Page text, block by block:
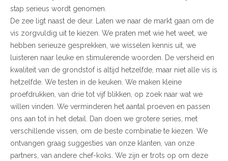
stap serieus wordt genomen.
De zee ligt naast de deur. Laten we naar de markt gaan om de
vis zorgvuldig uit te kiezen. We praten met wie het weet, we
hebben serieuze gesprekken, we wisselen kennis uit, we
luisteren naar leuke en stimulerende woorden. De versheid en
kwaliteit van de grondstof is altijd hetzelfde, maar niet alle vis is
hetzelfde. We testen in de keuken. We maken kleine
proefdrukken, van drie tot vijf blikken, op zoek naar wat we
willen vinden. We verminderen het aantal proeven en passen
ons aan tot in het detail. Dan doen we grotere series, met
verschillende vissen, om de beste combinatie te kiezen. We
ontvangen graag suggesties van onze klanten, van onze
partners, van andere chef-koks. We zijn er trots op om deze